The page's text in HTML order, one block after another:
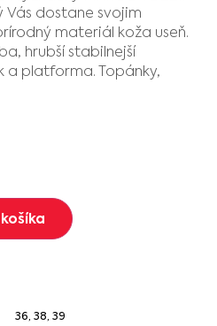
dostane svojim
materiál koža useň.
hrubší stabilnejší
platforma. Topánky,
36, 38, 39